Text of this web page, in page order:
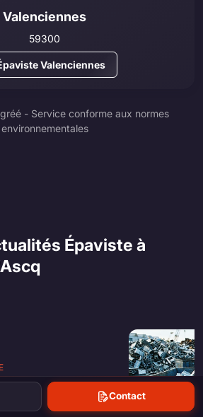
Valenciennes
59300
Valenciennes
- Service conforme aux normes
environnementales
Épaviste à
: barème par
carcasse selon le Contact